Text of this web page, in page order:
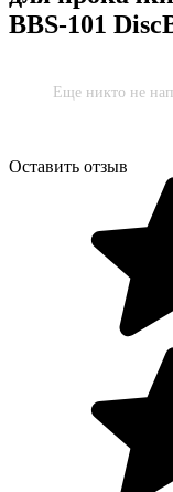
BBS-101
Еще никто не
Оставить отзыв